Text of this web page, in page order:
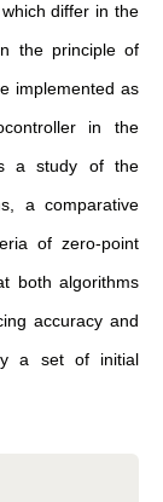
differ in the
the principle of
implemented as
in the
a study of the
a comparative
of zero-point
both algorithms
accuracy and
a set of initial